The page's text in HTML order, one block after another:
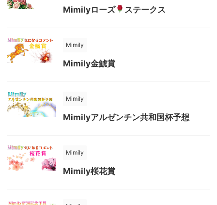
Mimilyローズ ステークス
Mimily
Mimily金鯱賞
Mimily
Mimilyアルゼンチン共和国杯予想
Mimily
Mimily桜花賞